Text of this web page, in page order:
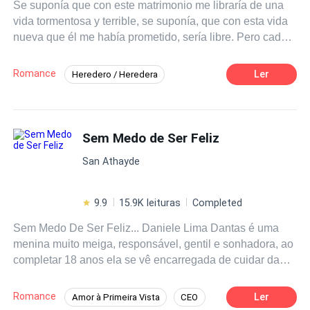
enfrentar tudo para ser feliz ao lado da mulher que ama.
Mas será que Helena acreditaria nesse amor?
Se suponía que con este matrimonio me libraría de una
vida tormentosa y terrible, se suponía, que con esta vida
nueva que él me había prometido, sería libre. Pero cada
hombre, cada día, siento que esta jaula, este matrimonio
no tendrá fin. Pues Axel Aiken, es un hombre
debo convertirme en lo que tanto odio, debo volverse un
ser como él. Debo convertirme, no solo en su esposa,
debo convertirme, en la mujer de su talla, para lograr ser
Romance Heredero / Heredera
Traición Matrimonio por Contrato
Ler
Sem Medo de Ser Feliz
San Athayde
9.9 15.9K leituras Completed
Sem Medo De Ser Feliz... Daniele Lima Dantas é uma
menina muito meiga, responsável, gentil e sonhadora, ao
completar 18 anos ela se vê encarregada de cuidar da
com seu pai pela Europa. Sua primeira tarefa é ir a uma
Romance Amor à Primeira Vista CEO Ler